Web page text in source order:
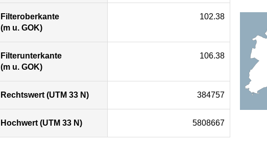
Filteroberkante
(m u. GOK)
102.38
Filterunterkante
(m u. GOK)
106.38
Rechtswert (UTM 33 N) 384757
Hochwert (UTM 33 N) 5808667